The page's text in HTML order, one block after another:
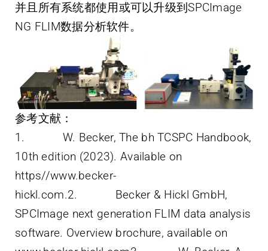
并且所有系统都使用或可以升级到SPCImage
NG FLIM数据分析软件。
参考文献：
1. W. Becker, The bh TCSPC Handbook,
10th edition (2023). Available on
https//www.becker-
hickl.com.2. Becker & Hickl GmbH,
SPCImage next generation FLIM data analysis
software. Overview brochure, available on